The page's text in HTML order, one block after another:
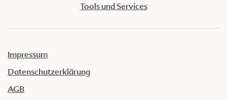
Tools und Services
Impressum
Datenschutzerklärung
AGB